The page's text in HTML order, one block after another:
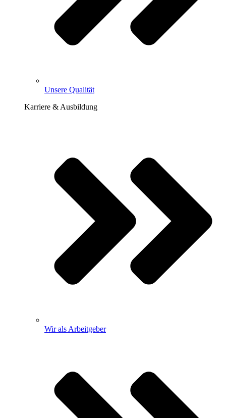
Unsere Qualität
Karriere & Ausbildung
Wir als Arbeitgeber